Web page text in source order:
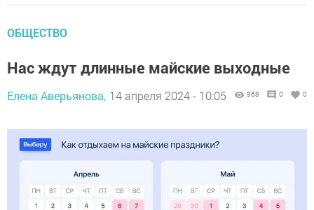
ОБЩЕСТВО
Нас ждут длинные майские выходные
Елена Аверьянова, 14 апреля 2024 - 10:05 968 0 0